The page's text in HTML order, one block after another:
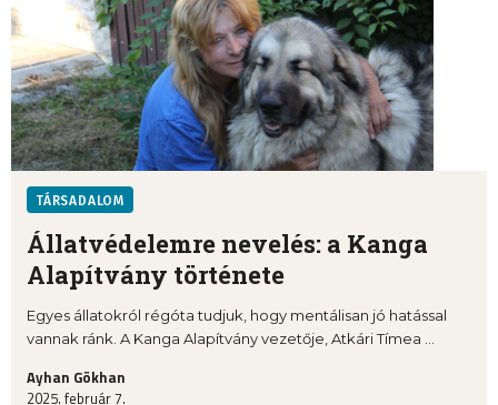
TÁRSADALOM
Állatvédelemre nevelés: a Kanga
Alapítvány története
Egyes állatokról régóta tudjuk, hogy mentálisan jó hatással
vannak ránk. A Kanga Alapítvány vezetője, Atkári Tímea ...
Ayhan Gökhan
2025. február 7.